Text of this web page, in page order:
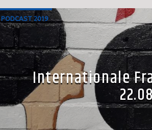
PODCAST 2019
Internationale